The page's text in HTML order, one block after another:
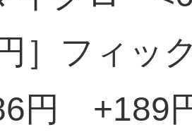
］フィッ
円 +189